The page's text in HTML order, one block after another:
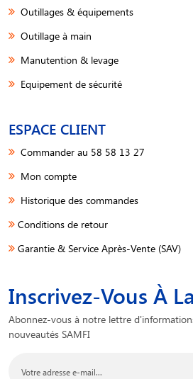
Outillages & équipements
Outillage à main
Manutention & levage
Equipement de sécurité
ESPACE CLIENT
Commander au 58 58 13 27
Mon compte
Historique des commandes
Conditions de retour
Garantie & Service Après-Vente (SAV)
Inscrivez-Vous À La
Abonnez-vous à notre lettre
nouveautés SAMFI